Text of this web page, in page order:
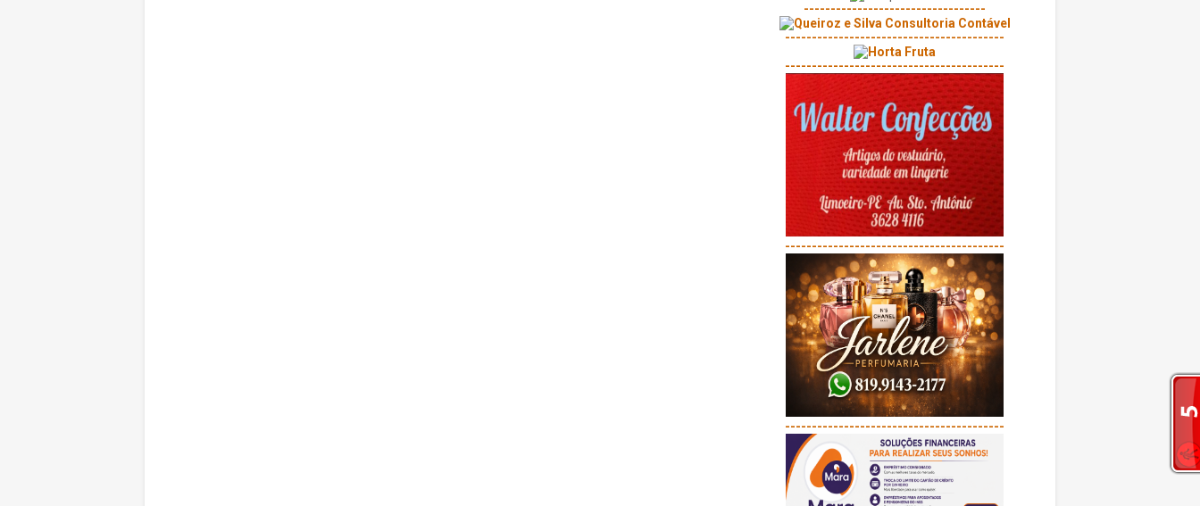
----------------------------------
-----------------------------------------
-----------------------------------------
-----------------------------------------
-----------------------------------------